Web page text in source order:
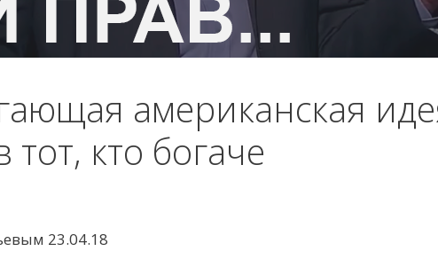
американская
кто богаче
23.04.18